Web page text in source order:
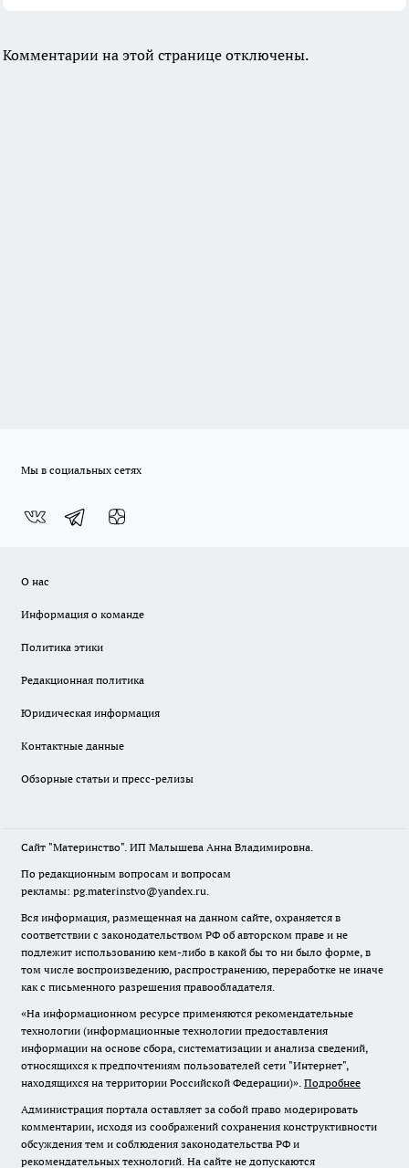
Комментарии на этой странице отключены.
Мы в социальных сетях
О нас
Информация о команде
Политика этики
Редакционная политика
Юридическая информация
Контактные данные
Обзорные статьи и пресс-релизы
Сайт "Материнство". ИП Малышева Анна Владимировна.
По редакционным вопросам и вопросам
рекламы: pg.materinstvo@yandex.ru.
Вся информация, размещенная на данном сайте, охраняется в
соответствии с законодательством РФ об авторском праве и не
подлежит использованию кем-либо в какой бы то ни было форме, в
том числе воспроизведению, распространению, переработке не иначе
как с письменного разрешения правообладателя.
«На информационном ресурсе применяются рекомендательные
технологии (информационные технологии предоставления
информации на основе сбора, систематизации и анализа сведений,
относящихся к предпочтениям пользователей сети "Интернет",
находящихся на территории Российской Федерации)». Подробнее
Администрация портала оставляет за собой право модерировать
комментарии, исходя из соображений сохранения конструктивности
обсуждения тем и соблюдения законодательства РФ и
рекомендательных технологий. На сайте не допускаются